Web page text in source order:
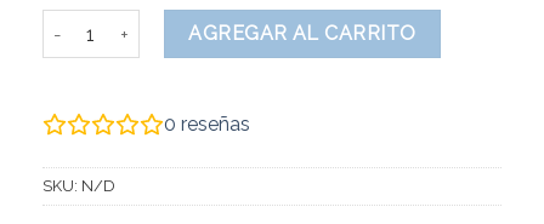
AGREGAR AL CARRITO
0 reseñas
SKU: N/D